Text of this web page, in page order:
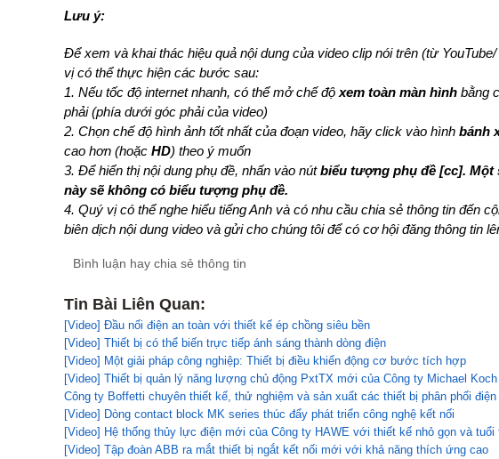
Lưu ý:
Để xem và khai thác hiệu quả nội dung của video clip nói trên (từ
vị có thể thực hiện các bước sau:
1. Nếu tốc độ internet nhanh, có thể mở chế độ xem toàn màn hình bằng
phải (phía dưới góc phải của video)
2. Chọn chế độ hình ảnh tốt nhất của đoạn video, hãy click vào hình bánh
cao hơn (hoặc HD) theo ý muốn
3. Để hiển thị nội dung phụ đề, nhấn vào nútbiểu tượng phụ đề [cc]. Một
này sẽ không có biểu tượng phụ đề.
4. Quý vị có thể nghe hiểu tiếng Anh và có nhu cầu chia sẻ thông tin đến
biên dịch nội dung video và gửi cho chúng tôi để có cơ hội đăng thông tin
Bình luận hay chia sẻ thông tin
Tin Bài Liên Quan:
[Video] Đầu nối điện an toàn với thiết kế ép chồng siêu bền
[Video] Thiết bị có thể biến trực tiếp ánh sáng thành dòng điện
[Video] Một giải pháp công nghiệp: Thiết bị điều khiển động cơ bước tích hợp
[Video] Thiết bị quản lý năng lượng chủ động PxtTX mới của Công ty Michael Koch
Công ty Boffetti chuyên thiết kế, thử nghiệm và sản xuất các thiết bị phân phối
[Video] Dòng contact block MK series thúc đẩy phát triển công nghệ kết nối
[Video] Hệ thống thủy lực điện mới của Công ty HAWE với thiết kế nhỏ gọn và tuổi
[Video] Tập đoàn ABB ra mắt thiết bị ngắt kết nối mới với khả năng thích ứng cao